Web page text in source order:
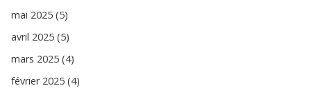
mai 2025 (5)
avril 2025 (5)
mars 2025 (4)
février 2025 (4)